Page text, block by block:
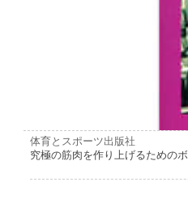
体育とスポーツ出版社
究極の筋肉を作り上げるための